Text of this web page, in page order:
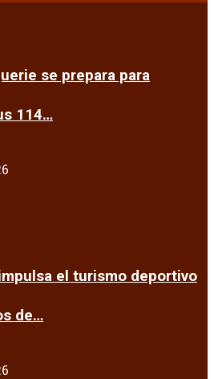
se prepara para
114…
el turismo deportivo
de…